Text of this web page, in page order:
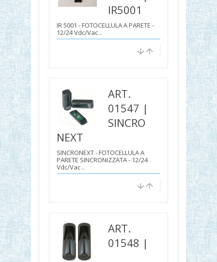
IR5001
IR 5001 - FOTOCELLULA A PARETE -
12/24 Vdc/Vac ..
ART.
01547 |
SINCRO
NEXT
SINCRONEXT - FOTOCELLULA A
PARETE SINCRONIZZATA - 12/24
Vdc/Vac ..
ART.
01548 |